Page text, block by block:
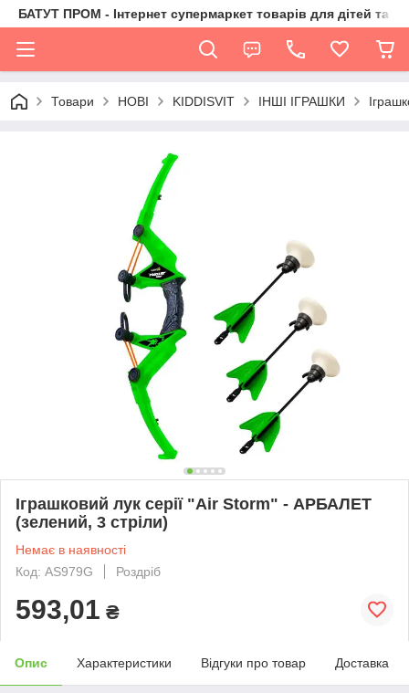
БАТУТ ПРОМ - Інтернет супермаркет товарів для дітей та їх
Товари НОВІ KIDDISVIT ІНШІ ІГРАШКИ
Іграшковий лук серії "Air Storm" - АРБАЛЕТ
(зелений, 3 стріли)
Немає в наявності
Код: AS979G
Роздріб
593,01 ₴
Опис Характеристики Відгуки про товар Доставка